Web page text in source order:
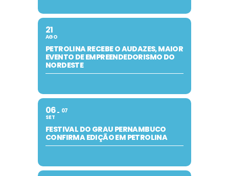
21
AGO
PETROLINA RECEBE O AUDAZES, MAIOR
EVENTO DE EMPREENDEDORISMO DO
NORDESTE
06
SET
07
FESTIVAL DO GRAU PERNAMBUCO
CONFIRMA EDIÇÃO EM PETROLINA